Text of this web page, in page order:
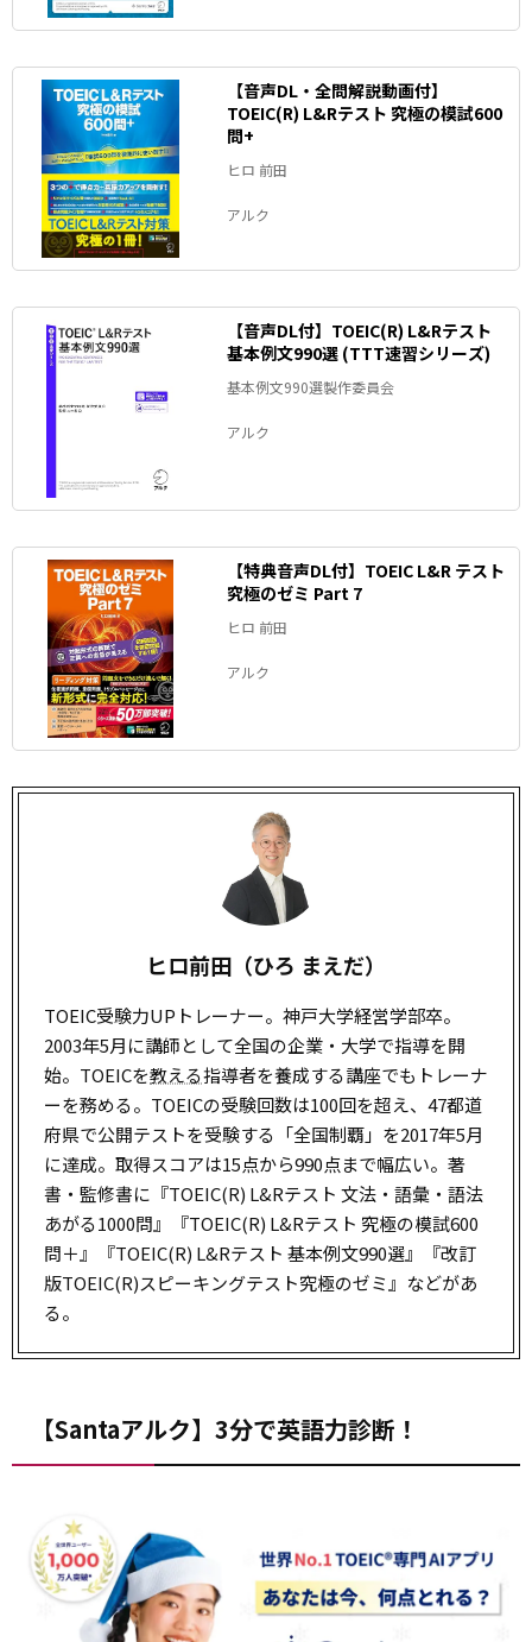
【音声DL・全問解説動画付】
TOEIC(R) L&Rテスト 究極の模試600
問+
ヒロ 前田
アルク
【音声DL付】TOEIC(R) L&Rテスト
基本例文990選 (TTT速習シリーズ)
基本例文990選製作委員会
アルク
【特典音声DL付】TOEIC L&R テスト
究極のゼミ Part 7
ヒロ 前田
アルク
ヒロ前田（ひろ まえだ）
TOEIC受験力UPトレーナー。神戸大学経営学部卒。
2003年5月に講師として全国の企業・大学で指導を開
始。TOEICを教える指導者を養成する講座でもトレーナ
ーを務める。TOEICの受験回数は100回を超え、47都道
府県で公開テストを受験する「全国制覇」を2017年5月
に達成。取得スコアは15点から990点まで幅広い。著
書・監修書に『TOEIC(R) L&Rテスト 文法・語彙・語法
あがる1000問』『TOEIC(R) L&Rテスト 究極の模試600
問＋』『TOEIC(R) L&Rテスト 基本例文990選』『改訂
版TOEIC(R)スピーキングテスト究極のゼミ』などがあ
る。
【Santaアルク】3分で英語力診断！